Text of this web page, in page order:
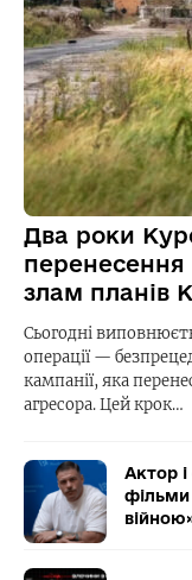
Два роки
перенесення
злам планів
Сьогодні
операції —
кампанії, яка
агресора. Цей крок…
Актор
фільми